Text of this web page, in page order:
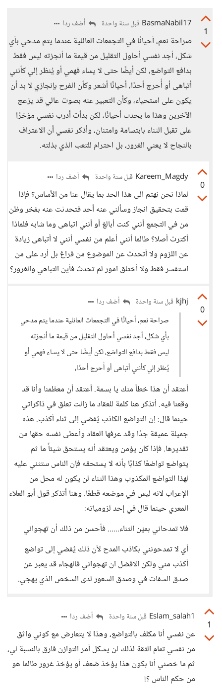
1
BasmaNabil17 قبل سنة واحدة أضف ردا
صراحة نعم، أحيانًا في التجمعات العائلية عندما يتم مدحي بأي
شكل، أجد نفسي أحاول التقليل من قيمة ما أنجزته ليس فقط
بدافع التواضع، لكن أيضًا حتى لا يساء فهمي أو يُنظر إلي كأنني
أتباهى أو أُحرج أحدًا، أحيانًا أشعر وكأن الفرح بإنجازي لا بد أن
يكون على استحياء، وكأن التعبير عنه بصوت عالي قد يزعج
الآخرين وهذا ما يحدث أحيانًا، لكن بدأت أدرب نفسي مؤخرًا
على تقبل الثناء بابتسامة وامتنان، وأذكر نفسي أن الاعتراف
بالنجاح لا يعني الغرور، بل احترام للتعب الذي بذلته.
0
Kareem_Magdy قبل سنة واحدة أضف ردا
لماذا نحن نهتم الى هذا الحد بما يقال عنا من الأساس؟ فإذا
قمت بتحقيق انجاز وسألني عنه أحد فتحدثت عنه بفخر وظن
من في التجمع أنني كنت أبالغ أو أنني اتباهى وما شابه فلماذا
أكترث أصلا؟ طالما أنني أعلم من نفسي أنني لا أتباهى زيادة
عن اللزوم ولا أتحدث عن الموضوع من فراغ بل أرد على من
استفسر فقط ولا أختلق امور لم تحدث فأين التباهي والغرور؟
0
kjhj قبل سنة واحدة
أضف ردا
صراحة نعم، أحيانًا في التجمعات العائلية عندما يتم مدحي
بأي شكل، أجد نفسي أحاول التقليل من قيمة ما أنجزته
ليس فقط بدافع التواضع، لكن أيضًا حتى لا يساء فهمي أو
يُنظر إلي كأنني أتباهى أو أُحرج أحدًا،
أعتقد أن هذا خطأ منك يا بسمة. أعتقد أن معظمنا وأنا قد
وقعنا فيه. أتذكر هنا كلمة للعقاد ما زالت تعلق في ذاكراتي
حينما قال: إن التواضع الكاذب يُفضي إلى ثناء أكذب. هذه
جميلة عميقة جدًا وقد عرفها العقاد وأعطى نفسه حقها من
تقديرها. فإذا كان يؤمن ويعتقد أنه يستحق شيئاً ما ثم
يتواضع تواضعًا كذابًا بأنه لا يستحقه فإن الناس ستثني عليه
لهذا التواضع المكذوب وهذا الثناء لن يكون له محل من
الإعراب لانه ليس في موضعه قطعًا. وهنا أتذكر قول أبو العلاء
المعري حينما قال في إحد لزومياته:
فلا تمدحاني بميْن الثناء...... فأحسن من ذلك أن تهجواني
أي لا تمدحونني بكاذب المدح لأن ذلك يُفضي إلى تواضع
أكذب مني ولكن الافضل ان تهجواني فالهجاء قد يعبر عن
صدق الشفات في وصدق الشعور لدى الشخص الذي يهجي.
1
Eslam_salah1 قبل سنة واحدة أضف ردا
عن نفسي أنا مكلف بالتواضع، وهذا لا يتعارض مع كوني واثق
من نفسي تمام الثقة لذلك لن يشكل أمر التوازن فارق بالنسبة لي،
ثم ما خصني أنا بكون هذا يؤخذ ضعف أو يؤخذ غرور طالما هو
من حكم الناس ؟!